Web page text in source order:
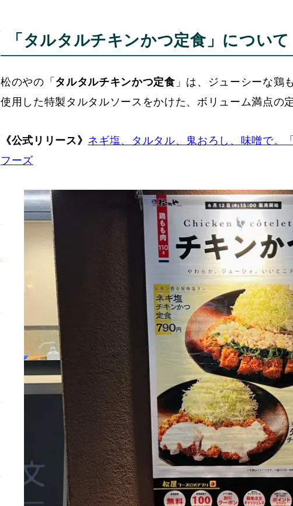
「タルタルチキンかつ定食」について
松のやの「 タルタルチキンかつ定食 」は、ジューシーな鶏
使用した特製タルタルソースをかけた、ボリューム満点の定
《公式リリース》 ネギ塩、タルタル、鬼おろし、味噌で。
フーズ